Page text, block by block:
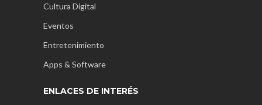
Cultura Digital
Eventos
Entretenimiento
Apps & Software
ENLACES DE INTERÉS